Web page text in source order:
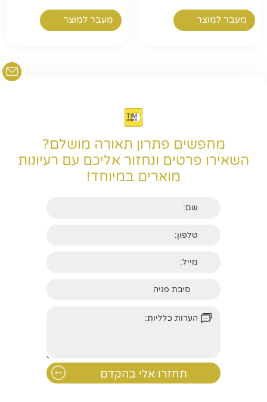
מעבר למוצר מעבר למוצר
מחפשים פתרון תאורה מושלם?
השאירו פרטים ונחזור אליכם עם רעיונות
מוארים במיוחד!